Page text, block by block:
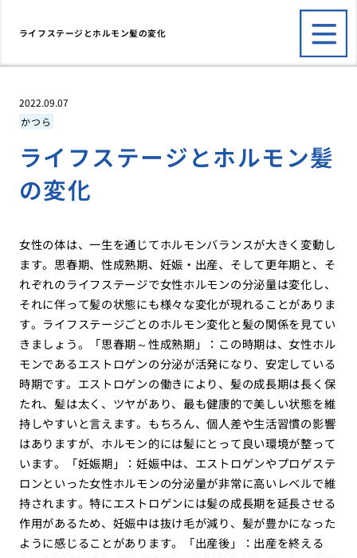
ライフステージとホルモン髪の変化
2022.09.07
かつら
ライフステージとホルモン髪
の変化
女性の体は、一生を通じてホルモンバランスが大きく変動し
ます。思春期、性成熟期、妊娠・出産、そして更年期と、そ
れぞれのライフステージで女性ホルモンの分泌量は変化し、
それに伴って髪の状態にも様々な変化が現れることがありま
す。ライフステージごとのホルモン変化と髪の関係を見てい
きましょう。「思春期～性成熟期」：この時期は、女性ホル
モンであるエストロゲンの分泌が活発になり、安定している
時期です。エストロゲンの働きにより、髪の成長期は長く保
たれ、髪は太く、ツヤがあり、最も健康的で美しい状態を維
持しやすいと言えます。もちろん、個人差や生活習慣の影響
はありますが、ホルモン的には髪にとって良い環境が整って
います。「妊娠期」：妊娠中は、エストロゲンやプロゲステ
ロンといった女性ホルモンの分泌量が非常に高いレベルで維
持されます。特にエストロゲンには髪の成長期を延長させる
作用があるため、妊娠中は抜け毛が減り、髪が豊かになった
ように感じることがあります。「出産後」：出産を終える